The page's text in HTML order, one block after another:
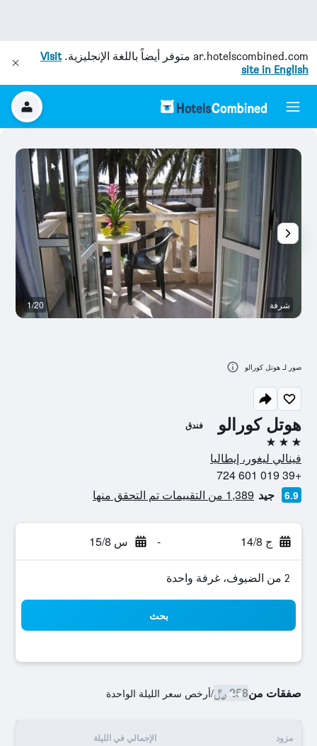
ar.hotelscombined.com متوفر أيضاً باللغة الإنجليزية.Visit
site in English
هوتل كورالو فندق
3 نجوم
فينالي ليغور، إيطاليا
+39 019 601 724
6.9 جيد 1,389 من التقييمات تم التحقق منها
ج 14/8 - س 15/8
2 من الضيوف، غرفة واحدة
بحث
صفقات من258 ﷼ /أرخص سعر الليلة الواحدة
مزود الإجمالي في الليلة
شرفة 1/20
صور لـ هوتل كورالو